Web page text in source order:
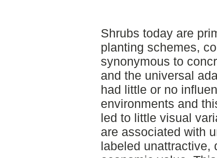
Shrubs today are
planting schemes,
synonymous to
and the universal
had little or no
environments and
led to little visual
are associated with
labeled unattractive,